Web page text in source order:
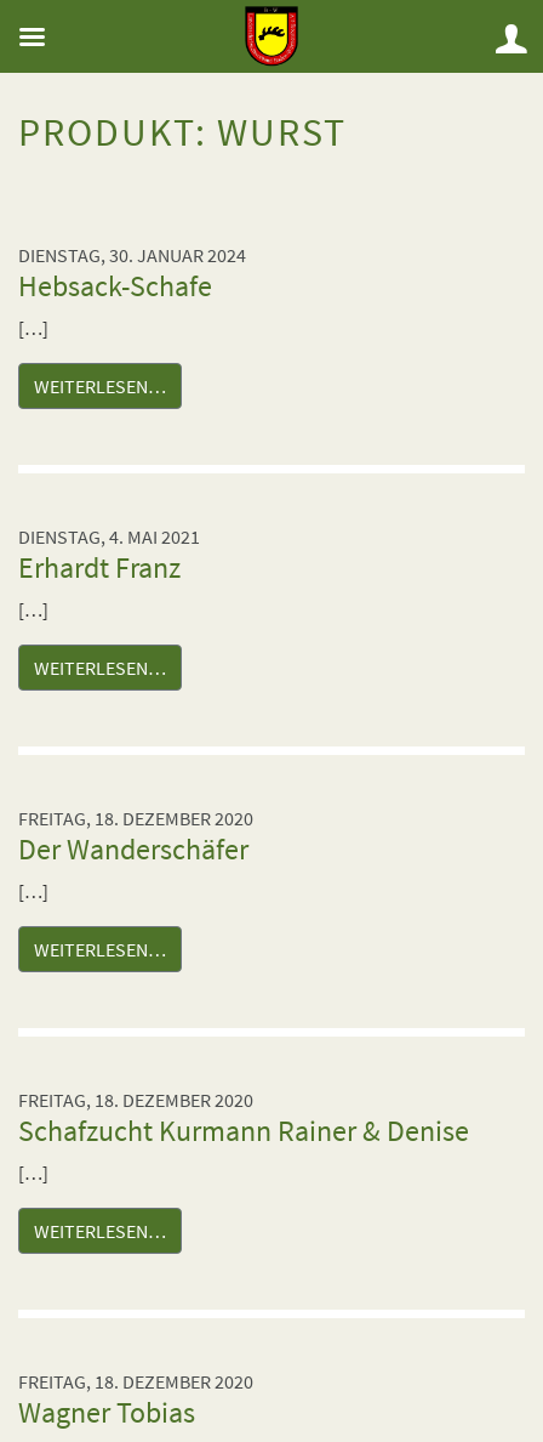
PRODUKT: WURST
DIENSTAG, 30. JANUAR 2024
Hebsack-Schafe
[…]
WEITERLESEN…
DIENSTAG, 4. MAI 2021
Erhardt Franz
[…]
WEITERLESEN…
FREITAG, 18. DEZEMBER 2020
Der Wanderschäfer
[…]
WEITERLESEN…
FREITAG, 18. DEZEMBER 2020
Schafzucht Kurmann Rainer & Denise
[…]
WEITERLESEN…
FREITAG, 18. DEZEMBER 2020
Wagner Tobias